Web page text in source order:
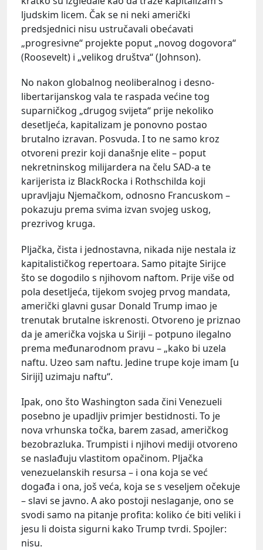
ljudskim licem. Čak se ni neki američki
predsjednici nisu ustručavali obećavati
„progresivne“ projekte poput „novog dogovora“
(Roosevelt) i „velikog društva“ (Johnson).
No nakon globalnog neoliberalnog i desno-
libertarijanskog vala te raspada većine tog
suparničkog „drugog svijeta“ prije nekoliko
desetljeća, kapitalizam je ponovno postao
brutalno izravan. Posvuda. I to ne samo kroz
otvoreni prezir koji današnje elite – poput
nekretninskog milijardera na čelu SAD-a te
karijerista iz BlackRocka i Rothschilda koji
upravljaju Njemačkom, odnosno Francuskom –
pokazuju prema svima izvan svojeg uskog,
prezrivog kruga.
Pljačka, čista i jednostavna, nikada nije nestala iz
kapitalističkog repertoara. Samo pitajte Sirijce
što se dogodilo s njihovom naftom. Prije više od
pola desetljeća, tijekom svojeg prvog mandata,
američki glavni gusar Donald Trump imao je
trenutak brutalne iskrenosti. Otvoreno je priznao
da je američka vojska u Siriji – potpuno ilegalno
prema međunarodnom pravu – „kako bi uzela
naftu. Uzeo sam naftu. Jedine trupe koje imam [u
Siriji] uzimaju naftu“.
Ipak, ono što Washington sada čini Venezueli
posebno je upadljiv primjer bestidnosti. To je
nova vrhunska točka, barem zasad, američkog
bezobrazluka. Trumpisti i njihovi mediji otvoreno
se naslađuju vlastitom opačinom. Pljačka
venezuelanskih resursa – i ona koja se već
događa i ona, još veća, koja se s veseljem očekuje
– slavi se javno. A ako postoji neslaganje, ono se
svodi samo na pitanje profita: koliko će biti veliki i
jesu li doista sigurni kako Trump tvrdi. Spojler:
nisu.